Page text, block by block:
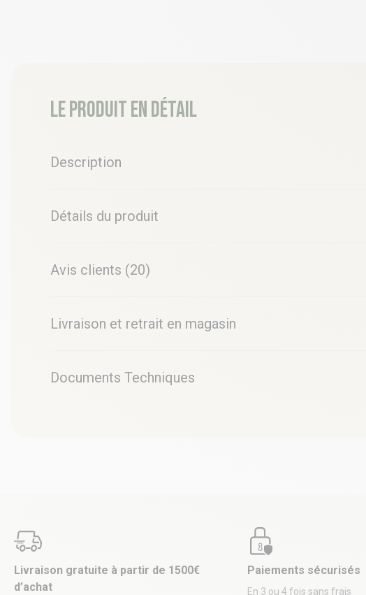
Le produit en détail
Description
Détails du produit
Avis clients (20)
Livraison et retrait en magasin
Documents Techniques
Livraison gratuite à partir de 1500€
d’achat
Paiements sécurisés
En 3 ou 4 fois sans frais